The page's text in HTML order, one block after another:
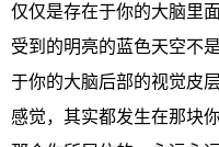
仅仅是存在于你的大脑里
受到的明亮的蓝色天空不
于你的大脑后部的视觉皮
感觉，其实都发生在那块